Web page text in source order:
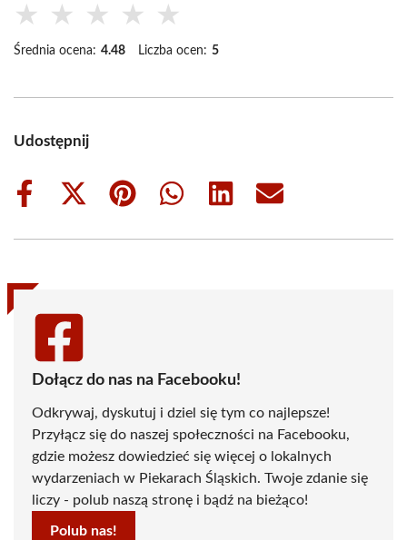
★ ★ ★ ★ ★
Średnia ocena: 4.48 Liczba ocen: 5
Udostępnij
Share
Share
(Twitter)
Share
Share
Share
Share
Dołącz do nas na Facebooku!
Odkrywaj, dyskutuj i dziel się tym co najlepsze!
Przyłącz się do naszej społeczności na Facebooku,
gdzie możesz dowiedzieć się więcej o lokalnych
wydarzeniach w Piekarach Śląskich. Twoje zdanie się
liczy - polub naszą stronę i bądź na bieżąco!
Polub nas!